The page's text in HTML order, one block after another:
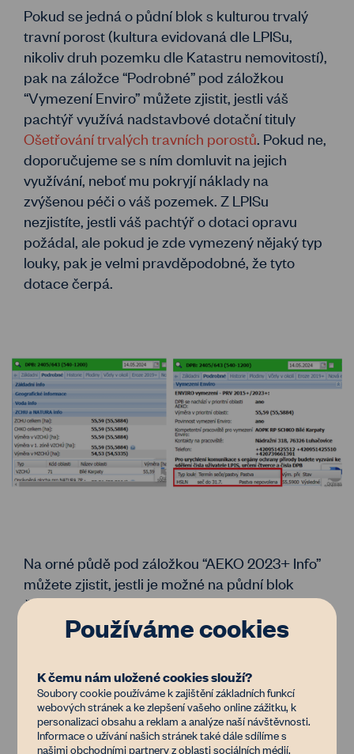
Pokud se jedná o půdní blok s kulturou trvalý
travní porost (kultura evidovaná dle LPISu,
nikoliv druh pozemku dle Katastru nemovitostí),
pak na záložce “Podrobné” pod záložkou
“Vymezení Enviro” můžete zjistit, jestli váš
pachtýř využívá nadstavbové dotační tituly
Ošetřování trvalých travních porostů. Pokud ne,
doporučujeme se s ním domluvit na jejich
využívání, neboť mu pokryjí náklady na
zvýšenou péči o váš pozemek. Z LPISu
nezjistíte, jestli váš pachtýř o dotaci opravu
požádal, ale pokud je zde vymezený nějaký typ
louky, pak je velmi pravděpodobné, že tyto
dotace čerpá.
Na orné půdě pod záložkou “AEKO 2023+ Info”
můžete zjistit, jestli je možné na půdní blok
čerpat dotace napěstování meziplodinnebo
pozemekzatravnit.
Používáme cookies
K čemu nám uložené cookies slouží?
Soubory cookie používáme k zajištění základních funkcí
webových stránek a ke zlepšení vašeho online zážitku, k
personalizaci obsahu a reklam a analýze naší návštěvnosti.
Informace o užívání našich stránek také dále sdílíme s
našimi obchodními partnery z oblasti sociálních médií,